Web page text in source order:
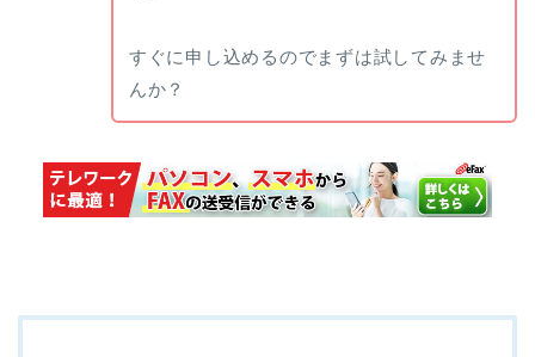
すぐに申し込めるのでまずは試してみませ
んか？